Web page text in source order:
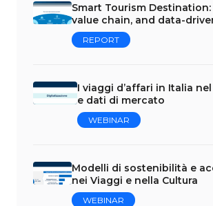
Smart Tourism
value chain, and data-
REPORT
I viaggi d’affari in Italia
e dati di mercato
WEBINAR
Modelli di sostenibilità e
nei Viaggi e nella Cultura
WEBINAR